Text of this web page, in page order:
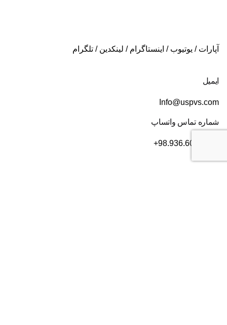
آپارات / یوتیوب / اینستاگرام / لینکدین / تلگرام
ایمیل
Info@uspvs.com
شماره تماس واتساپ
+98.936.606.3632